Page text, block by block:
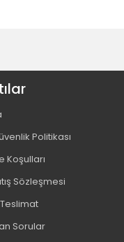
Politikası
Koşulları
Sözleşmesi
Sorular